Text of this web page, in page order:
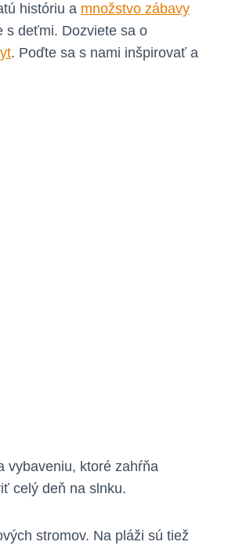
históriu a množstvo zábavy
s deťmi. Dozviete sa o
. Poďte sa s nami inšpirovať a
vybaveniu, ktoré zahŕňa
celý deň na slnku.
stromov. Na pláži sú tiež